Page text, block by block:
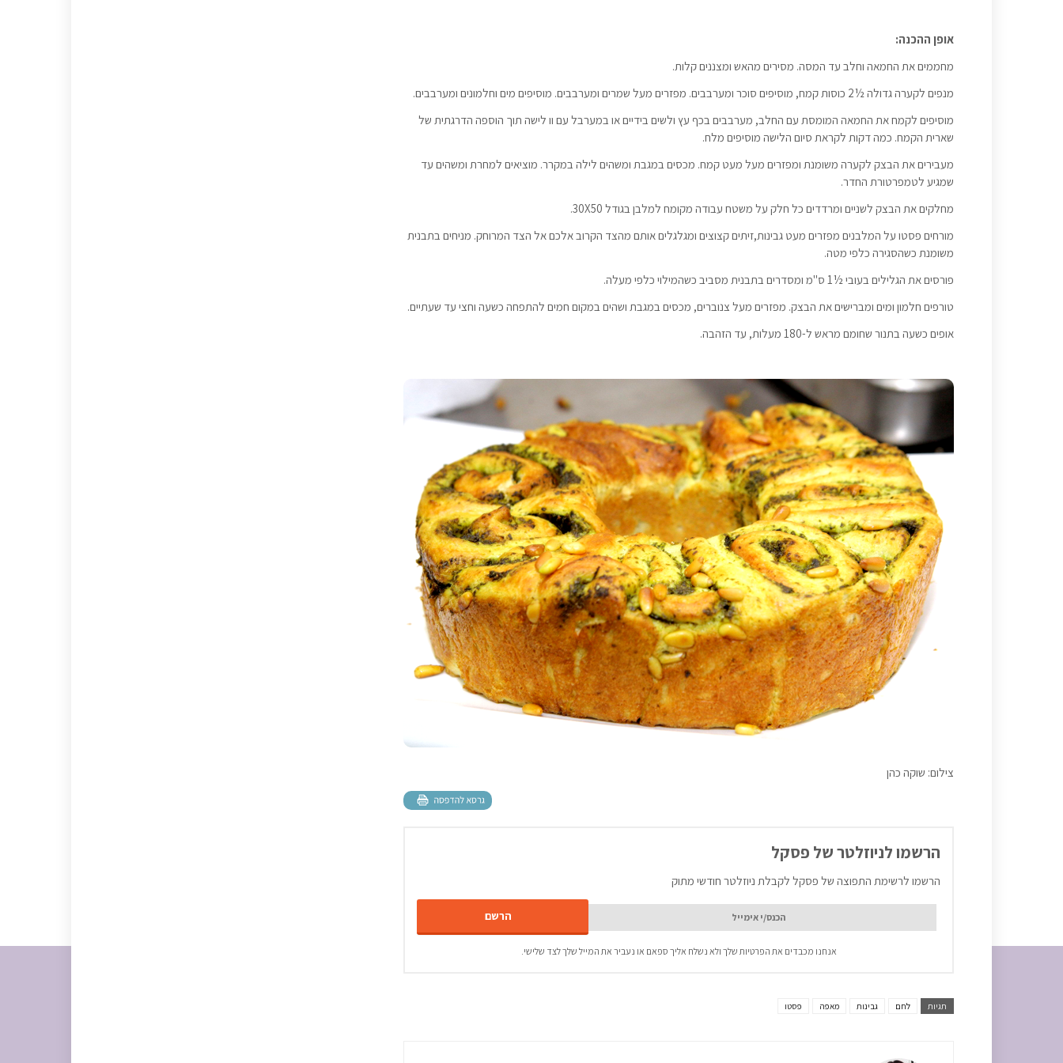
אופן ההכנה:
מחממים את החמאה וחלב עד המסה. מסירים מהאש ומצננים קלות.
מנפים לקערה גדולה ½2 כוסות קמח, מוסיפים סוכר ומערבבים. מפזרים מעל שמרים ומערבבים. מוסיפים מים וחלמונים ומערבבים.
מוסיפים לקמח את החמאה המומסת עם החלב, מערבבים בכף עץ ולשים בידיים או במערבל עם וו לישה תוך הוספה הדרגתית של
שארית הקמח. כמה דקות לקראת סיום הלישה מוסיפים מלח.
מעבירים את הבצק לקערה משומנת ומפזרים מעל מעט קמח. מכסים במגבת ומשהים לילה במקרר. מוציאים למחרת ומשהים עד
שמגיע לטמפרטורת החדר.
מחלקים את הבצק לשניים ומרדדים כל חלק על משטח עבודה מקומח למלבן בגודל 30X50.
מורחים פסטו על המלבנים מפזרים מעט גבינות,זיתים קצוצים ומגלגלים אותם מהצד הקרוב אלכם אל הצד המרוחק. מניחים בתבנית
משומנת כשהסגירה כלפי מטה.
פורסים את הגלילים בעובי ½1 ס"מ ומסדרים בתבנית מסביב כשהמילוי כלפי מעלה.
טורפים חלמון ומים ומברישים את הבצק. מפזרים מעל צנוברים, מכסים במגבת ושהים במקום חמים להתפחה כשעה וחצי עד שעתיים.
אופים כשעה בתנור שחומם מראש ל-180 מעלות, עד הזהבה.
צילום: שוקה כהן
הרשמו לניוזלטר של פסקל
הרשמו לרשימת התפוצה של פסקל לקבלת ניוזלטר חודשי מתוק
אנחנו מכבדים את הפרטיות שלך ולא נשלח אליך ספאם או נעביר את המייל שלך לצד שלישי.
תגיות לחם גבינות מאפה פסטו